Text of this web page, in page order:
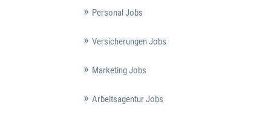
Personal Jobs
Versicherungen Jobs
Marketing Jobs
Arbeitsagentur Jobs